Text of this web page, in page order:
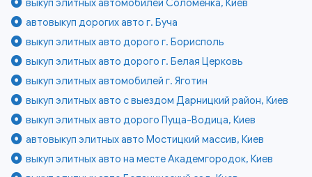
выкуп элитных автомобилей Соломенка, Киев
автовыкуп дорогих авто г. Буча
выкуп элитных авто дорого г. Борисполь
выкуп элитных авто дорого г. Белая Церковь
выкуп элитных автомобилей г. Яготин
выкуп элитных авто с выездом Дарницкий район, Киев
выкуп элитных авто дорого Пуща-Водица, Киев
автовыкуп элитных авто Мостицкий массив, Киев
выкуп элитных авто на месте Академгородок, Киев